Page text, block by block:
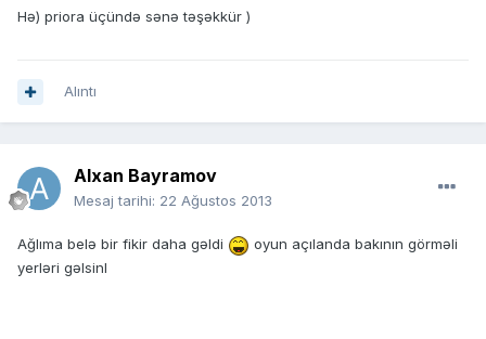
Hə) priora üçündə sənə təşəkkür )
Alıntı
Alxan Bayramov
Mesaj tarihi: 22 Ağustos 2013
Ağlıma belə bir fikir daha gəldi
oyun açılanda bakının görməli
yerləri gəlsinl